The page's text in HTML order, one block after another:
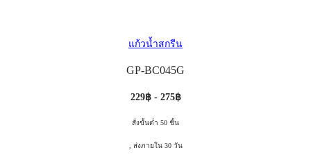
แก้วน้ำสกรีน
GP-BC045G
229฿ - 275฿
สั่งขั้นต่ำ 50 ชิ้น
, ส่งภายใน 30 วัน